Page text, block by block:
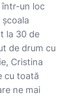
într-un loc
la 30 de
de drum cu
Cristina
cu toată
ne mai